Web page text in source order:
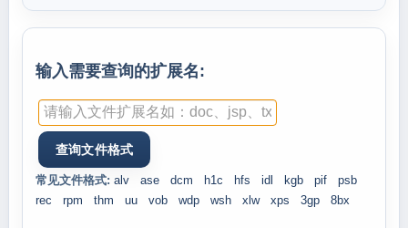
输入需要查询的扩展名:
常见文件格式: alv ase dcm h1c hfs idl kgb pif
psb
rec
rpm thm uu vob wdp wsh xlw xps 3gp 8bx